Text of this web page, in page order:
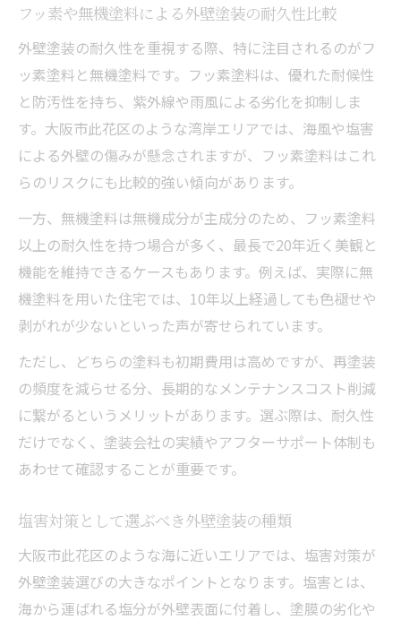
フッ素や無機塗料による外壁塗装の耐久性比較
外壁塗装の耐久性を重視する際、特に注目されるのがフ
ッ素塗料と無機塗料です。フッ素塗料は、優れた耐候性
と防汚性を持ち、紫外線や雨風による劣化を抑制しま
す。大阪市此花区のような湾岸エリアでは、海風や塩害
による外壁の傷みが懸念されますが、フッ素塗料はこれ
らのリスクにも比較的強い傾向があります。
一方、無機塗料は無機成分が主成分のため、フッ素塗料
以上の耐久性を持つ場合が多く、最長で20年近く美観と
機能を維持できるケースもあります。例えば、実際に無
機塗料を用いた住宅では、10年以上経過しても色褪せや
剥がれが少ないといった声が寄せられています。
ただし、どちらの塗料も初期費用は高めですが、再塗装
の頻度を減らせる分、長期的なメンテナンスコスト削減
に繋がるというメリットがあります。選ぶ際は、耐久性
だけでなく、塗装会社の実績やアフターサポート体制も
あわせて確認することが重要です。
塩害対策として選ぶべき外壁塗装の種類
大阪市此花区のような海に近いエリアでは、塩害対策が
外壁塗装選びの大きなポイントとなります。塩害とは、
海から運ばれる塩分が外壁表面に付着し、塗膜の劣化や